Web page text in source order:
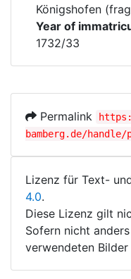
Königshofen
Year of
1732/33
Permalink
bamberg.de/
Lizenz für Text-
4.0.
Diese Lizenz gilt
Sofern nicht
verwendeten